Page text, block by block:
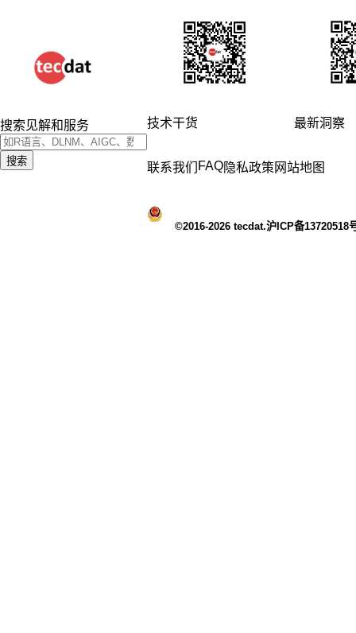
搜索见解和服务
搜索
技术干货 最新洞察
联系我们 FAQ隐私政策 网站地图
©2016-2026 tecdat.沪ICP备13720518